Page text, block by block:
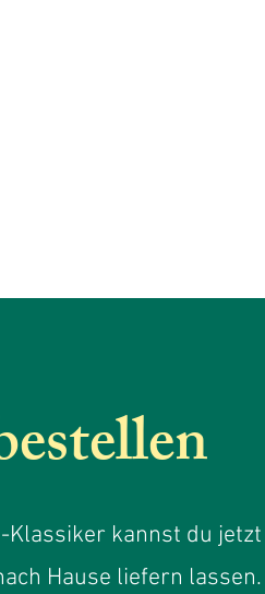
kannst du jetzt
Hause liefern lassen.